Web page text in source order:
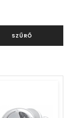
SZŰRŐ